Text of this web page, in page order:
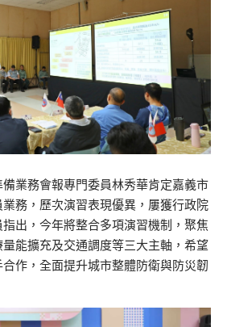
業務會報專門委員林秀華肯定嘉義市
務，歷次演習表現優異，屢獲行政院
指出，今年將整合多項演習機制，聚焦
能擴充及交通調度等三大主軸， 希望
合作 ，全面提升城市整體防衛與防災韌